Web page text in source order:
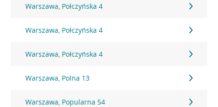
Warszawa, Połczyńska 4
Warszawa, Połczyńska 4
Warszawa, Połczyńska 4
Warszawa, Polna 13
Warszawa, Popularna 54